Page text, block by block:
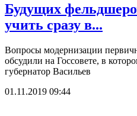
Будущих
учить сразу в...
Вопросы модернизации
обсудили на Госсовете, в
губернатор Васильев
01.11.2019 09:44